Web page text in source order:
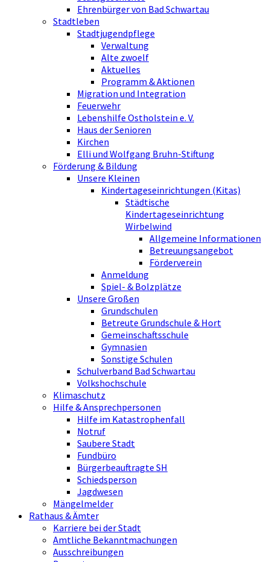
Ehrenbürger von Bad Schwartau
Stadtleben
Stadtjugendpflege
Verwaltung
Alte zwoelf
Aktuelles
Programm & Aktionen
Migration und Integration
Feuerwehr
Lebenshilfe Ostholstein e. V.
Haus der Senioren
Kirchen
Elli und Wolfgang Bruhn-Stiftung
Förderung & Bildung
Unsere Kleinen
Kindertageseinrichtungen (Kitas)
Städtische
Kindertageseinrichtung
Wirbelwind
Allgemeine Informationen
Betreuungsangebot
Förderverein
Anmeldung
Spiel- & Bolzplätze
Unsere Großen
Grundschulen
Betreute Grundschule & Hort
Gemeinschaftsschule
Gymnasien
Sonstige Schulen
Schulverband Bad Schwartau
Volkshochschule
Klimaschutz
Hilfe & Ansprechpersonen
Hilfe im Katastrophenfall
Notruf
Saubere Stadt
Fundbüro
Bürgerbeauftragte SH
Schiedsperson
Jagdwesen
Mängelmelder
Rathaus & Ämter
Karriere bei der Stadt
Amtliche Bekanntmachungen
Ausschreibungen